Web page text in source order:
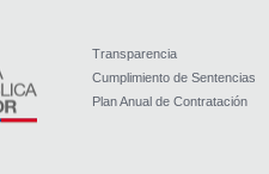
Transparencia
Cumplimiento de Sentencias
Plan Anual de Contratación